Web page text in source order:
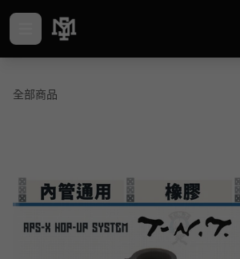
全部商品